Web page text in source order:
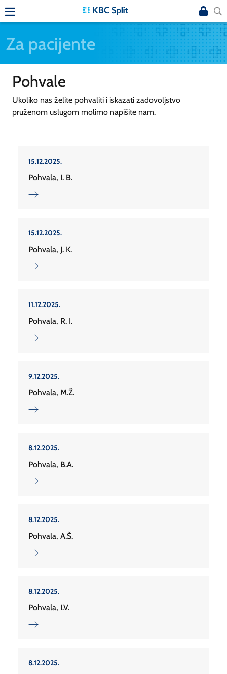
Za pacijente
Pohvale
Ukoliko nas želite pohvaliti i iskazati zadovoljstvo
pruženom uslugom molimo napišite nam.
15.12.2025.
Pohvala, I. B.
15.12.2025.
Pohvala, J. K.
11.12.2025.
Pohvala, R. I.
9.12.2025.
Pohvala, M.Ž.
8.12.2025.
Pohvala, B.A.
8.12.2025.
Pohvala, A.Š.
8.12.2025.
Pohvala, I.V.
8.12.2025.